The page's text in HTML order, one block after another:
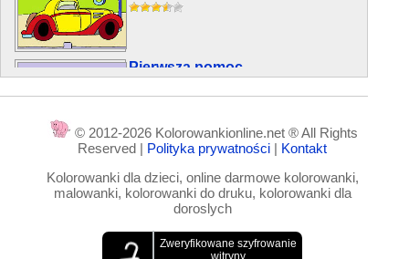
Pierwsza pomoc
Kolorowane: 9,543x
© 2012-2026 Kolorowankionline.net ® All Rights
Reserved | Polityka prywatności | Kontakt
Kolorowanki dla dzieci, online darmowe kolorowanki,
malowanki, kolorowanki do druku, kolorowanki dla
doroslych